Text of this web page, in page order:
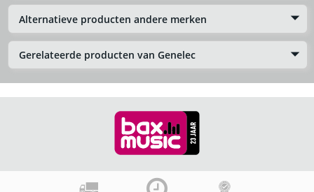
Alternatieve producten andere merken
Gerelateerde producten van Genelec